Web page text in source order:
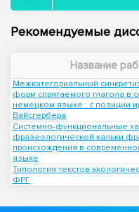
Рекомендуемые
Название
Межкатегориальный
форм спрягаемого глагола в
немецком языке : с позиции
Вайсгербера
Системно-функциональные
фразеологической кальки
происхождения в
языке
Типология текстов
ФРГ